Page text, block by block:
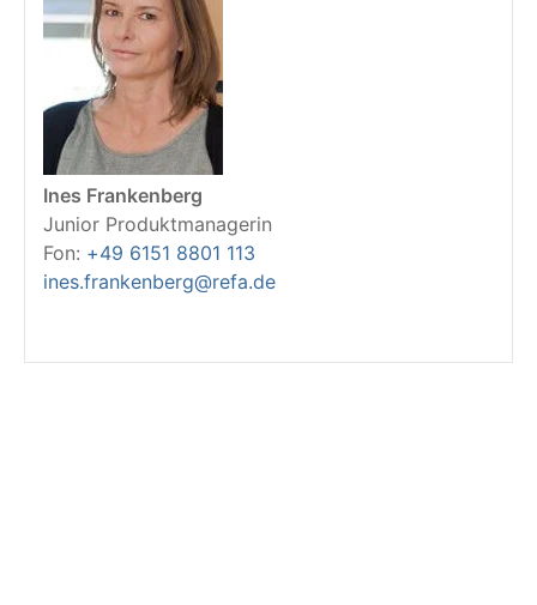
Ines Frankenberg
Junior Produktmanagerin
Fon: +49 6151 8801 113
ines.frankenberg@refa.de